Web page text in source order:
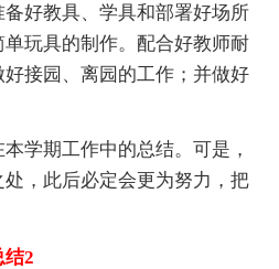
好教具、学具和部署好场所
玩具的制作。配合好教师耐
接园、离园的工作；并做好
学期工作中的总结。可是，
，此后必定会更为努力，把
结2